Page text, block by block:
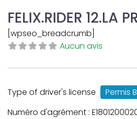
FELIX.RIDER 12.LA
[wpseo_breadcrumb]
Aucun avis
Type of driver's license
Permis B
Numéro d'agrément :